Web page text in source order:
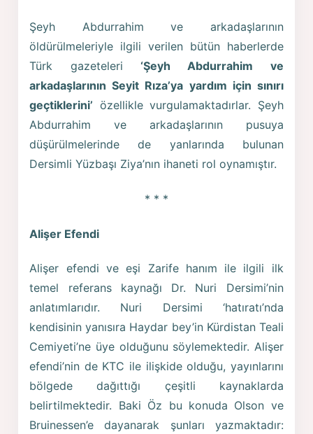
Şeyh Abdurrahim ve arkadaşlarının
öldürülmeleriyle ilgili verilen bütün haberlerde
Türk gazeteleri ‘Şeyh Abdurrahim ve
arkadaşlarının Seyit Rıza’ya yardım için sınırı
geçtiklerini’ özellikle vurgulamaktadırlar. Şeyh
Abdurrahim ve arkadaşlarının pusuya
düşürülmelerinde de yanlarında bulunan
Dersimli Yüzbaşı Ziya’nın ihaneti rol oynamıştır.
* * *
Alişer Efendi
Alişer efendi ve eşi Zarife hanım ile ilgili ilk
temel referans kaynağı Dr. Nuri Dersimi’nin
anlatımlarıdır. Nuri Dersimi ‘hatıratı’nda
kendisinin yanısıra Haydar bey’in Kürdistan Teali
Cemiyeti’ne üye olduğunu söylemektedir. Alişer
efendi’nin de KTC ile ilişkide olduğu, yayınlarını
bölgede dağıttığı çeşitli kaynaklarda
belirtilmektedir. Baki Öz bu konuda Olson ve
Bruinessen’e dayanarak şunları yazmaktadır: